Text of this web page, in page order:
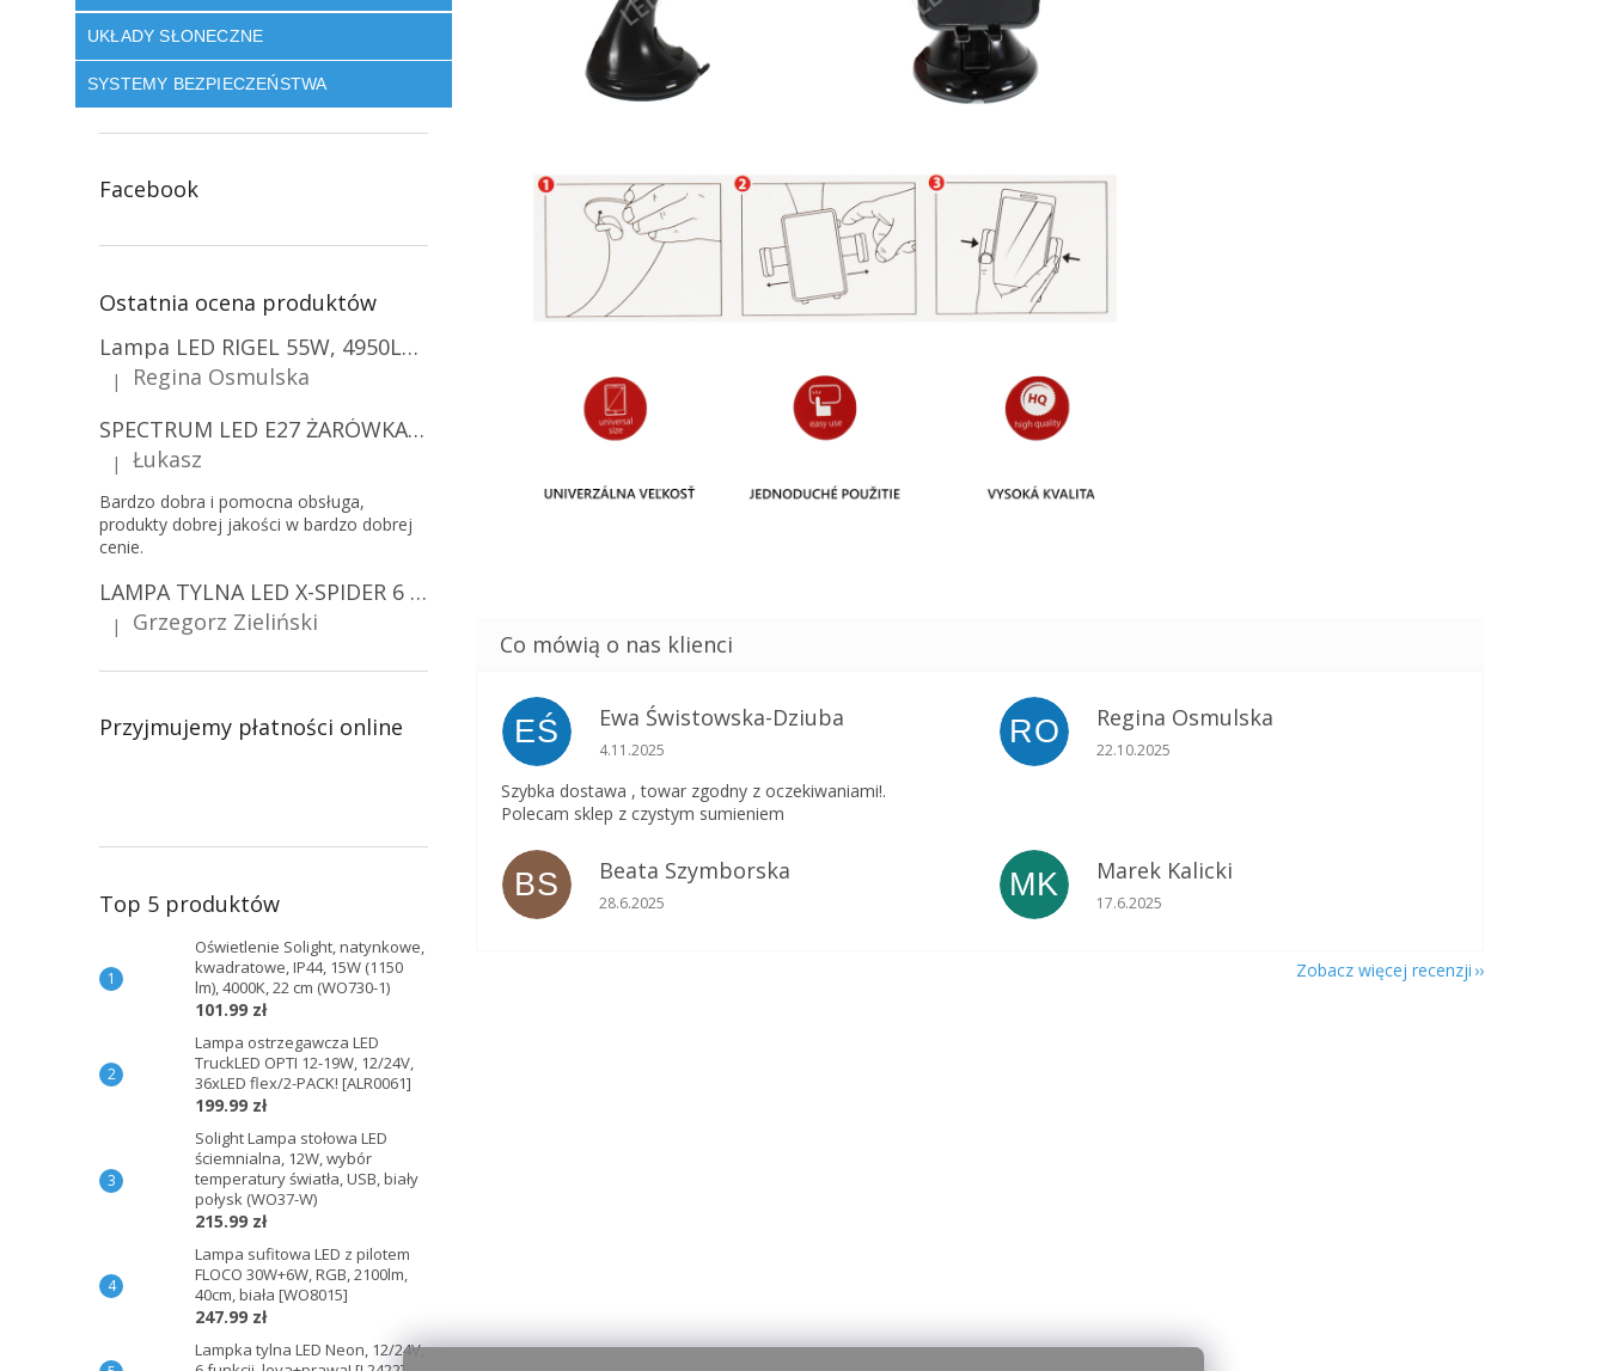
UKŁADY SŁONECZNE
SYSTEMY BEZPIECZEŃSTWA
Facebook
Ostatnia ocena produktów
Lampa LED RIGEL 55W, 4950LM, E27, 6500K [WL-10]
Ocena produktu to 5 na 5 gwiazdek.
|
Regina Osmulska
SPECTRUM LED E27 ŻARÓWKA LED 9W, A60/10-PACK!
Ocena produktu to 5 na 5 gwiazdek.
| Łukasz
Bardzo dobra i pomocna obsługa,
produkty dobrej jakości w bardzo dobrej
cenie.
LAMPA TYLNA LED X-SPIDER 6 FUNKCJI, R10, R148, R150, IP67, MOCOWANIE NA ŚRUBY [L2425]
Ocena produktu to 5 na 5 gwiazdek.
| Grzegorz Zieliński
Przyjmujemy płatności online
Top 5 produktów
Oświetlenie Solight, natynkowe,
kwadratowe, IP44, 15W (1150
lm), 4000K, 22 cm (WO730-1)
101.99 zł
Lampa ostrzegawcza LED
TruckLED OPTI 12-19W, 12/24V,
36xLED flex/2-PACK! [ALR0061]
199.99 zł
Solight Lampa stołowa LED
ściemnialna, 12W, wybór
temperatury światła, USB, biały
połysk (WO37-W)
215.99 zł
Lampa sufitowa LED z pilotem
FLOCO 30W+6W, RGB, 2100lm,
40cm, biała [WO8015]
247.99 zł
Lampka tylna LED Neon, 12/24V,
EŚ Ewa Świstowska-Dziuba
Ocena sklepu to 5 na 5 gwiazdek.
4.11.2025
Szybka dostawa , towar zgodny z oczekiwaniami!.
Polecam sklep z czystym sumieniem
RO Regina Osmulska
Ocena sklepu to 5 na 5 gwiazdek.
22.10.2025
BS Beata Szymborska
Ocena sklepu to 5 na 5 gwiazdek.
28.6.2025
MK Marek Kalicki
Ocena sklepu to 5 na 5 gwiazdek.
17.6.2025
Zobacz więcej recenzji